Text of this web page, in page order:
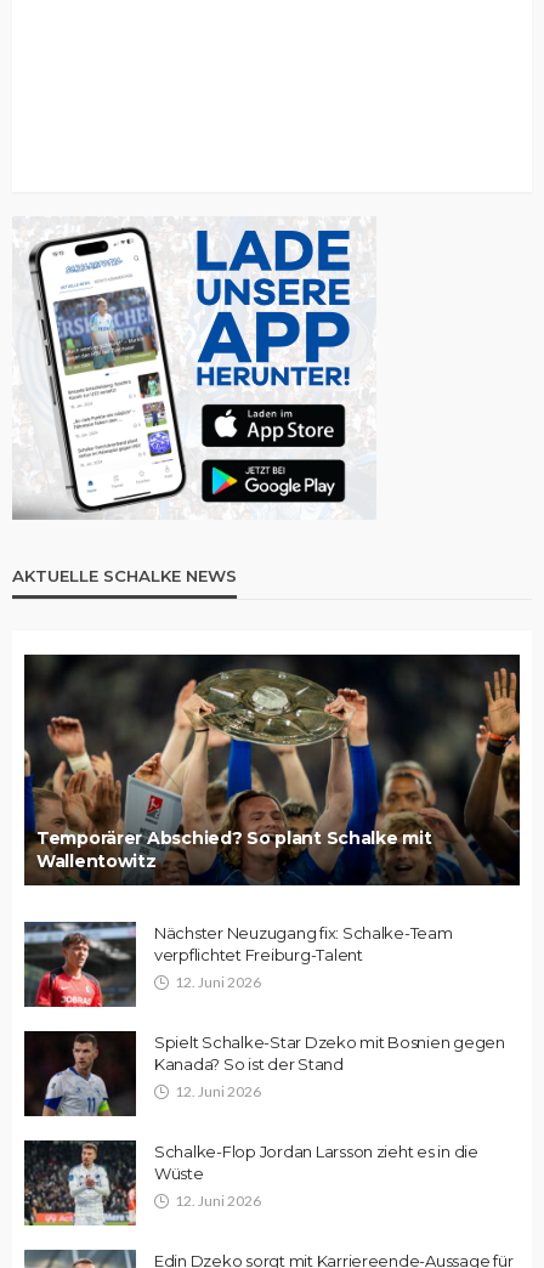
AKTUELLE SCHALKE NEWS
Temporärer Abschied? So plant Schalke mit
Wallentowitz
Nächster Neuzugang fix: Schalke-Team
verpflichtet Freiburg-Talent
12. Juni 2026
Spielt Schalke-Star Dzeko mit Bosnien gegen
Kanada? So ist der Stand
12. Juni 2026
Schalke-Flop Jordan Larsson zieht es in die
Wüste
12. Juni 2026
Edin Dzeko sorgt mit Karriereende-Aussage für